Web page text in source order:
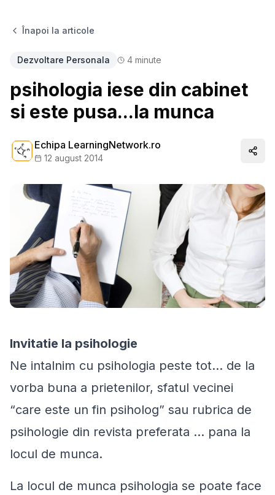
Înapoi la articole
Dezvoltare Personala 4 minute
psihologia iese din cabinet
si este pusa...la munca
Echipa LearningNetwork.ro
12 august 2014
Invitatie la psihologie
Ne intalnim cu psihologia peste tot... de la
vorba buna a prietenilor, sfatul vecinei
“care este un fin psiholog” sau rubrica de
psihologie din revista preferata ... pana la
locul de munca.
La locul de munca psihologia se poate face